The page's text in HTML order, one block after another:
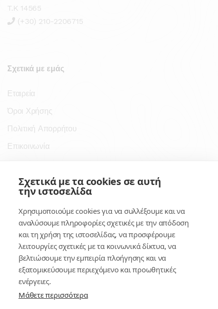
T.K 14565
(+30) 210-2206715
Σχετικά με εμάς
Εταιρεία
Όροι Χρήσης
Πολιτική Απορρήτου
Επικοινωνία
Σύνδεσμοι
Κέντρο Γνώσης
Πλατφόρμα
Εγγραφή
Για δημοσίους υπαλλήλους
Σχετικά με τα cookies σε αυτή
την ιστοσελίδα
Χρησιμοποιούμε cookies για να συλλέξουμε και να
αναλύσουμε πληροφορίες σχετικές με την απόδοση
και τη χρήση της ιστοσελίδας, να προσφέρουμε
λειτουργίες σχετικές με τα κοινωνικά δίκτυα, να
βελτιώσουμε την εμπειρία πλοήγησης και να
εξατομικεύσουμε περιεχόμενο και προωθητικές
ενέργειες.
Μάθετε περισσότερα